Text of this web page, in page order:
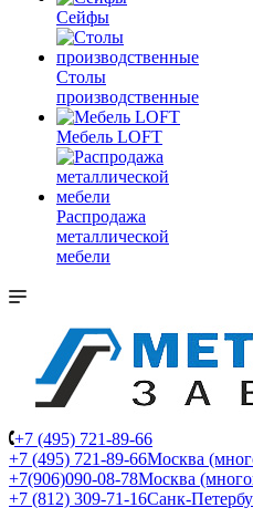
Сейфы
Столы
производственные
Мебель LOFT
Распродажа
металлической
мебели
+7 (495) 721-89-66
+7 (495) 721-89-66Москва
+7(906)090-08-78Москва
+7 (812) 309-71-16Санк-